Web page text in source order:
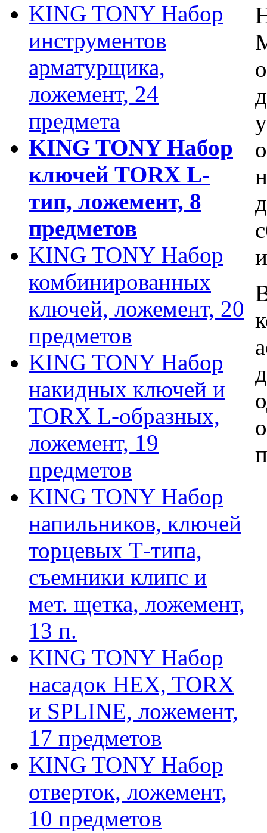
KING TONY Набор
инструментов
арматурщика,
ложемент, 24
предмета
KING TONY Набор
ключей TORX L-
тип, ложемент, 8
предметов
KING TONY Набор
комбинированных
ключей, ложемент, 20
предметов
KING TONY Набор
накидных ключей и
TORX L-образных,
ложемент, 19
предметов
KING TONY Набор
напильников, ключей
торцевых Т-типа,
съемники клипс и
мет. щетка, ложемент,
13 п.
KING TONY Набор
насадок HEX, TORX
и SPLINE, ложемент,
17 предметов
KING TONY Набор
отверток, ложемент,
10 предметов